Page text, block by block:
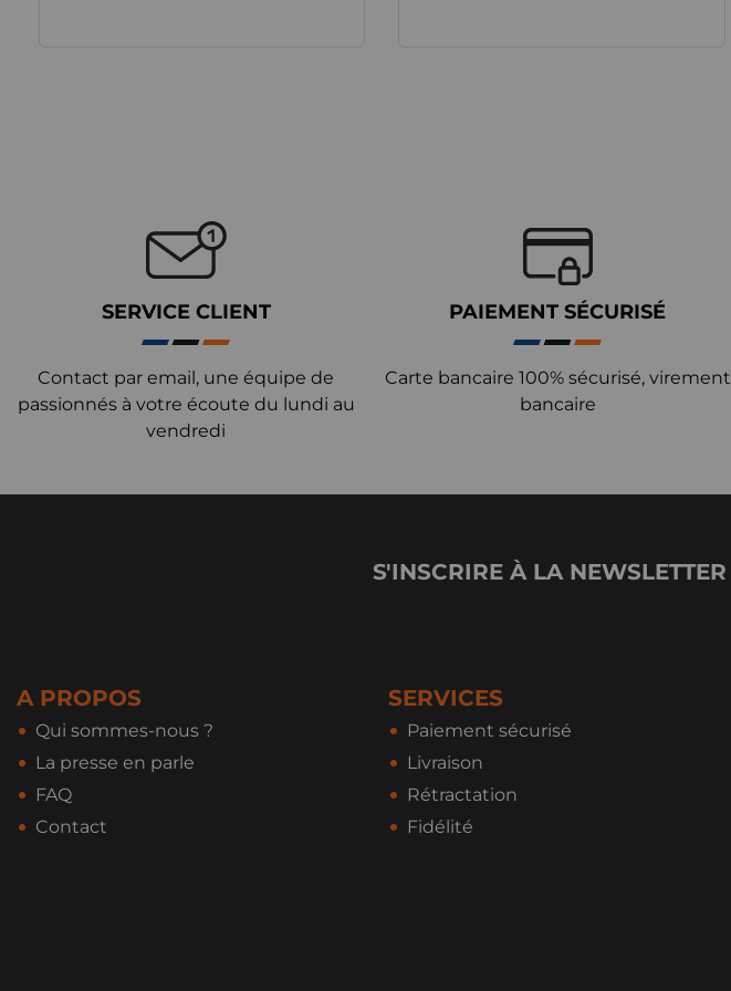
SERVICE CLIENT
Contact par email, une équipe de
passionnés à votre écoute du lundi au
vendredi
PAIEMENT SÉCURISÉ
Carte bancaire 100% sécurisé, virement
bancaire
S'INSCRIRE À LA NEWSLETTER
A PROPOS
Qui sommes-nous ?
La presse en parle
FAQ
Contact
SERVICES
Paiement sécurisé
Livraison
Rétractation
Fidélité